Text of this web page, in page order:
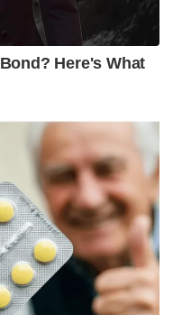
ബില്ലിൽ
ജനങ്ങളെ
മതപരമായ
ഭേദഗതി ബിൽ
ഇന്ന്
board